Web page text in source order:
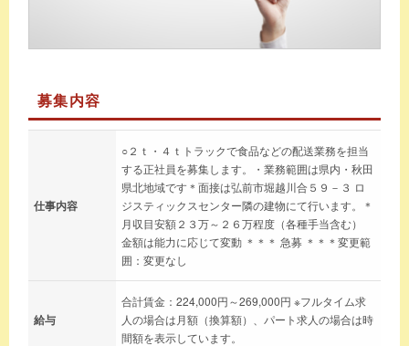
募集内容
仕事内容
○２ｔ・４ｔトラックで食品などの配送業務を担当
する正社員を募集します。・業務範囲は県内・秋田
県北地域です＊面接は弘前市堀越川合５９－３ ロ
ジスティックスセンター隣の建物にて行います。＊
月収目安額２３万～２６万程度（各種手当含む）
金額は能力に応じて変動 ＊＊＊ 急募 ＊＊＊変更範
囲：変更なし
給与
合計賃金：224,000円～269,000円 ※フルタイム求
人の場合は月額（換算額）、パート求人の場合は時
間額を表示しています。